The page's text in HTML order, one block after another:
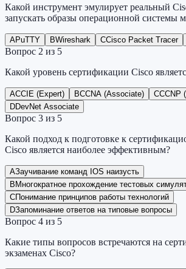
Какой инструмент эмулирует реальный
запускать образы операционной системы
APuTTY BWireshark CCisco Packet Tracer
Вопрос 2 из 5
Какой уровень сертификации Cisco
ACCIE (Expert) BCCNA (Associate) CCCNP
DDevNet Associate
Вопрос 3 из 5
Какой подход к подготовке к
Cisco является наиболее эффективным?
AЗаучивание команд IOS наизусть
B Многократное прохождение тестовых
CПонимание принципов работы технологий
DЗапоминание ответов на типовые вопросы
Вопрос 4 из 5
Какие типы вопросов встречаются на
экзаменах Cisco?